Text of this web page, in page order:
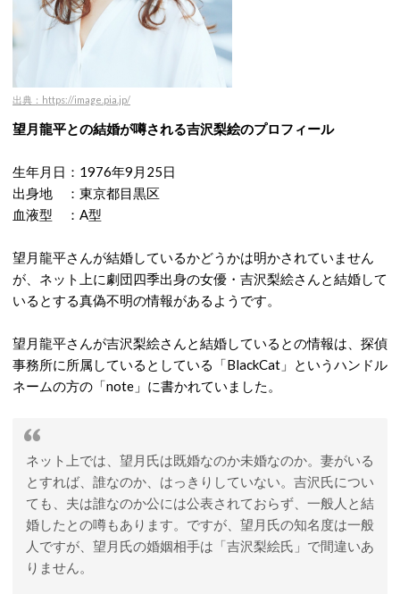
出典：https://image.pia.jp/
望月龍平との結婚が噂される吉沢梨絵のプロフィール
生年月日：1976年9月25日
出身地 ：東京都目黒区
血液型 ：A型
望月龍平さんが結婚しているかどうかは明かされていません
が、ネット上に劇団四季出身の女優・吉沢梨絵さんと結婚して
いるとする真偽不明の情報があるようです。
望月龍平さんが吉沢梨絵さんと結婚しているとの情報は、探偵
事務所に所属しているとしている「BlackCat」というハンドル
ネームの方の「note」に書かれていました。
ネット上では、望月氏は既婚なのか未婚なのか。妻がいる
とすれば、誰なのか、はっきりしていない。吉沢氏につい
ても、夫は誰なのか公には公表されておらず、一般人と結
婚したとの噂もあります。ですが、望月氏の知名度は一般
人ですが、望月氏の婚姻相手は「吉沢梨絵氏」で間違いあ
りません。